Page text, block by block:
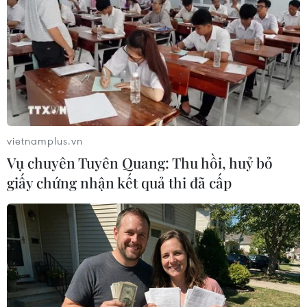
COVID-19: Doanh nghiệp chiếu phim
'khóc ròng' vì tương lai mịt mù
30/07/2021 04:32
Dù phải đóng cửa nhiều tháng và chưa hẹn ngày trở lại
do COVID-19 diễn biến phức tạp nhưng các cụm rạp
chiếu phim vẫn 'còng lưng' trả rất nhiều chi phí như tiền
vietnamplus.vn
Vụ chuyên Tuyên Quang: Thu hồi, huỷ bỏ
giấy chứng nhận kết quả thi đã cấp